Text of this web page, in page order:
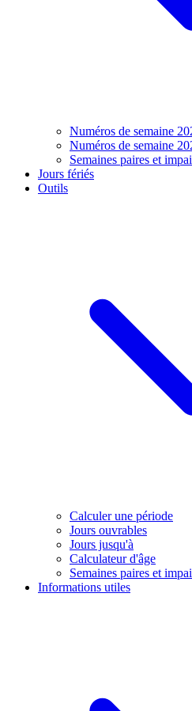
Numéros de semaine
Numéros de semaine
Semaines paires et
Jours fériés
Outils
Calculer une période
Jours ouvrables
Jours jusqu'à
Calculateur d'âge
Semaines paires et
Informations utiles